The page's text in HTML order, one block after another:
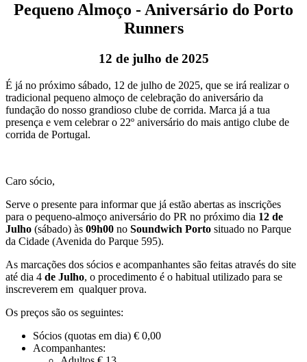
Pequeno Almoço - Aniversário do Porto
Runners
12 de julho de 2025
É já no próximo sábado, 12 de julho de 2025, que se irá realizar o
tradicional pequeno almoço de celebração do aniversário da
fundação do nosso grandioso clube de corrida. Marca já a tua
presença e vem celebrar o 22º aniversário do mais antigo clube de
corrida de Portugal.
Caro sócio,
Serve o presente para informar que já estão abertas as inscrições
para o pequeno-almoço aniversário do PR no próximo dia 12 de
Julho (sábado) às 09h00 no Soundwich Porto situado no Parque
da Cidade (Avenida do Parque 595).
As marcações dos sócios e acompanhantes são feitas através do site
até dia 4 de Julho, o procedimento é o habitual utilizado para se
inscreverem em qualquer prova.
Os preços são os seguintes:
Sócios (quotas em dia) € 0,00
Acompanhantes: